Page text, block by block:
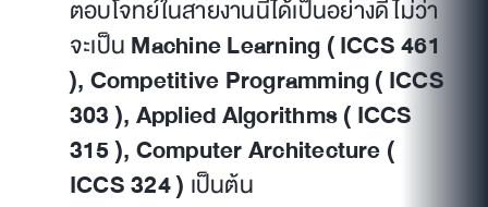
ตอบโจทย์ในสายงานนี้ได้เป็นอย่างดี ไม่ว่า
จะเป็นMachine Learning ( ICCS 461
), Competitive Programming ( ICCS
303 ), Applied Algorithms ( ICCS
315 ), Computer Architecture (
ICCS 324 ) เป็นต้น